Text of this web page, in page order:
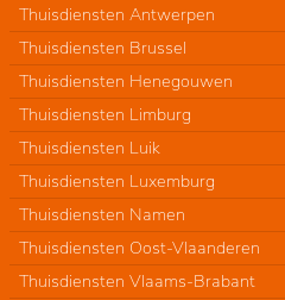
Thuisdiensten Antwerpen
Thuisdiensten Brussel
Thuisdiensten Henegouwen
Thuisdiensten Limburg
Thuisdiensten Luik
Thuisdiensten Luxemburg
Thuisdiensten Namen
Thuisdiensten Oost-Vlaanderen
Thuisdiensten Vlaams-Brabant